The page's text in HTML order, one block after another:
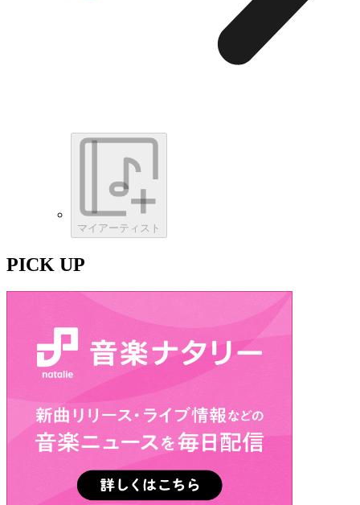
マイアーティスト
PICK UP